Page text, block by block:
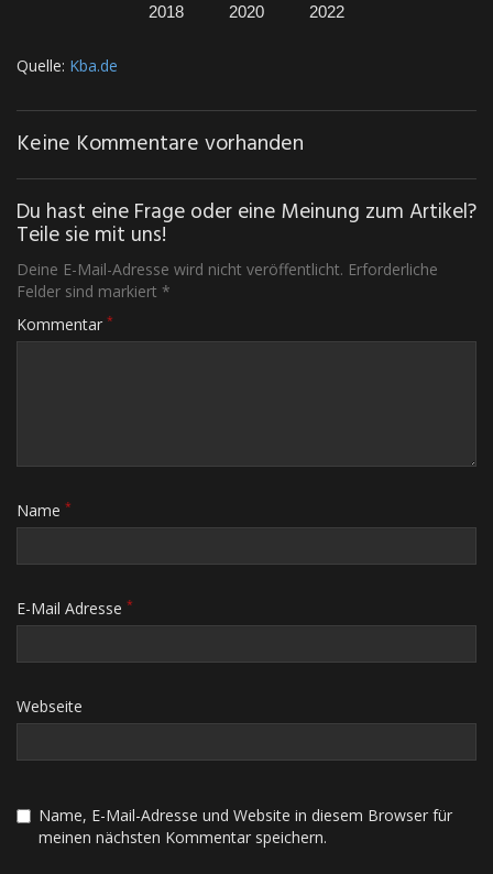
2018
2020
2022
Quelle: Kba.de
Keine Kommentare vorhanden
Du hast eine Frage oder eine Meinung zum Artikel?
Teile sie mit uns!
Deine E-Mail-Adresse wird nicht veröffentlicht. Erforderliche
Felder sind markiert *
Kommentar *
Name *
E-Mail Adresse *
Webseite
Name, E-Mail-Adresse und Website in diesem Browser für
meinen nächsten Kommentar speichern.